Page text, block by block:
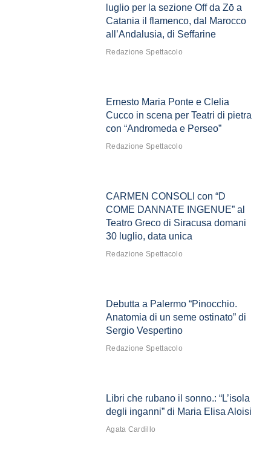
luglio per la sezione Off da Zō a
Catania il flamenco, dal Marocco
all’Andalusia, di Seffarine
Redazione Spettacolo
Ernesto Maria Ponte e Clelia
Cucco in scena per Teatri di pietra
con “Andromeda e Perseo”
Redazione Spettacolo
CARMEN CONSOLI con “D
COME DANNATE INGENUE” al
Teatro Greco di Siracusa domani
30 luglio, data unica
Redazione Spettacolo
Debutta a Palermo “Pinocchio.
Anatomia di un seme ostinato” di
Sergio Vespertino
Redazione Spettacolo
Libri che rubano il sonno.: “L’isola
degli inganni” di Maria Elisa Aloisi
Agata Cardillo